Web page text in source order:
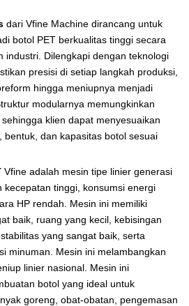
dari Vfine Machine dirancang untuk
botol PET berkualitas tinggi secara
industri. Dilengkapi dengan teknologi
presisi di setiap langkah produksi,
hingga meniupnya menjadi
modularnya memungkinkan
klien dapat menyesuaikan
bentuk, dan kapasitas botol sesuai
Vfine adalah mesin tipe linier generasi
kecepatan tinggi, konsumsi energi
HP rendah. Mesin ini memiliki
baik, ruang yang kecil, kebisingan
yang sangat baik, serta
minuman. Mesin ini melambangkan
linier nasional. Mesin ini
botol yang ideal untuk
goreng, obat-obatan, pengemasan